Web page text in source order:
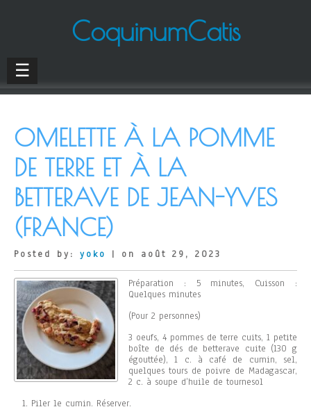
CoquinumCatis
☰
OMELETTE À LA POMME
DE TERRE ET À LA
BETTERAVE DE JEAN-YVES
(FRANCE)
Posted by: yoko | on août 29, 2023
Préparation : 5 minutes, Cuisson :
Quelques minutes
(Pour 2 personnes)
3 oeufs, 4 pommes de terre cuits, 1 petite
boîte de dés de betterave cuite (130 g
égouttée), 1 c. à café de cumin, sel,
quelques tours de poivre de Madagascar,
2 c. à soupe d’huile de tournesol
Piler le cumin. Réserver.